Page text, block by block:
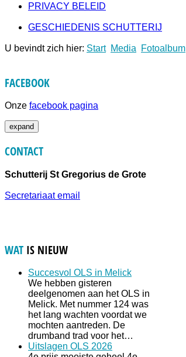
PRIVACY BELEID
GESCHIEDENIS SCHUTTERIJ
U bevindt zich hier: Start Media Fotoalbum
FACEBOOK
Onze facebook pagina
expand
CONTACT
Schutterij St Gregorius de Grote
Secretariaat email
WAT IS NIEUW
Succesvol OLS in Melick
We hebben gisteren
deelgenomen aan het OLS in
Melick. Met nummer 124 was
het lang wachten voordat we
mochten aantreden. De
drumband trad voor het…
Uitslagen OLS 2026